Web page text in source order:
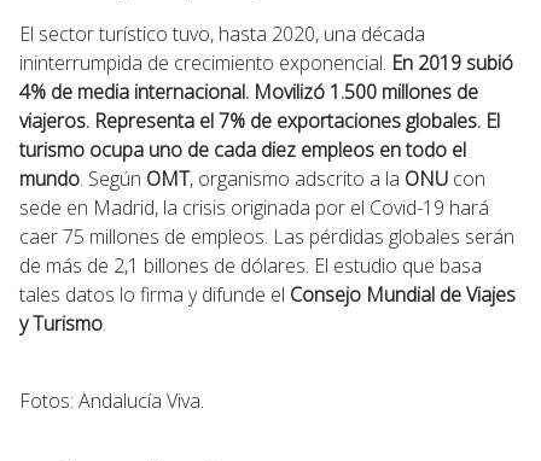
El sector turístico tuvo, hasta 2020, una década
ininterrumpida de crecimiento exponencial. En 2019 subió
4% de media internacional. Movilizó 1.500 millones de
viajeros. Representa el 7% de exportaciones globales. El
turismo ocupa uno de cada diez empleos en todo el
mundo. Según OMT, organismo adscrito a la ONU con
sede en Madrid, la crisis originada por el Covid-19 hará
caer 75 millones de empleos. Las pérdidas globales serán
de más de 2,1 billones de dólares. El estudio que basa
tales datos lo firma y difunde el Consejo Mundial de Viajes
y Turismo.
Fotos: Andalucía Viva.